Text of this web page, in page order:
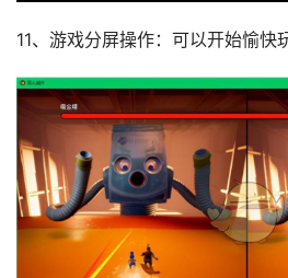
11、游戏分屏操作：可以开始愉快